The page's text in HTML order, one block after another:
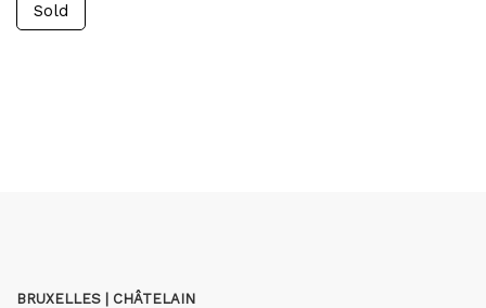
Sold
BRUXELLES | CHÂTELAIN